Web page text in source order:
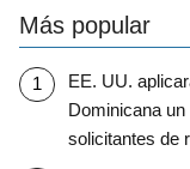
Más popular
EE. UU.
Dominicana
solicitantes de